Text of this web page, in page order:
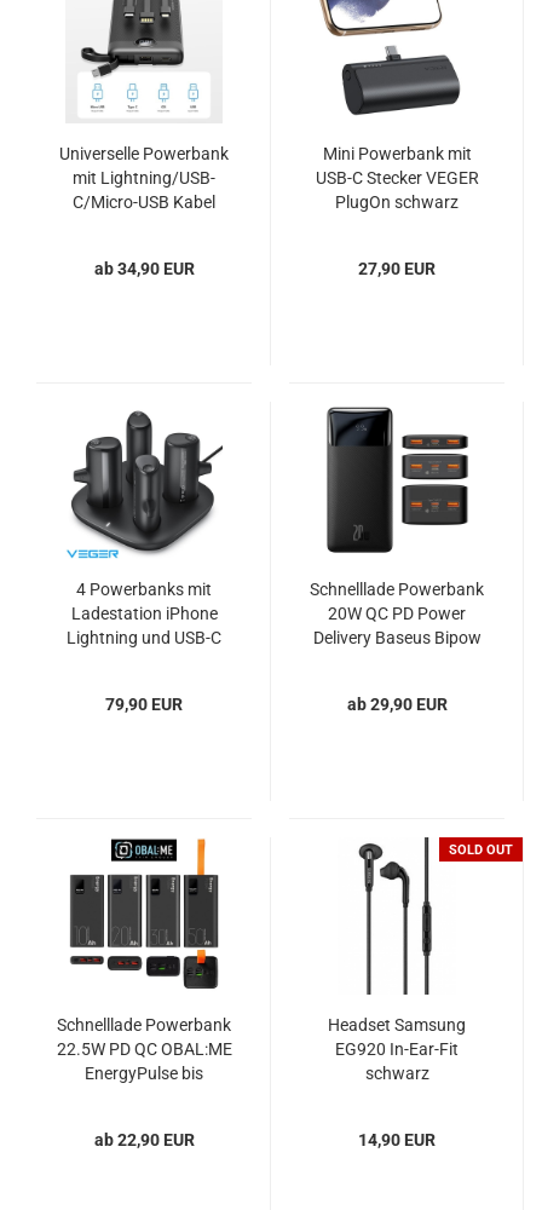
Universelle Powerbank
mit Lightning/USB-
C/Micro-USB Kabel
ab 34,90 EUR
Mini Powerbank mit
USB-C Stecker VEGER
PlugOn schwarz
27,90 EUR
4 Powerbanks mit
Ladestation iPhone
Lightning und USB-C
79,90 EUR
Schnelllade Powerbank
20W QC PD Power
Delivery Baseus Bipow
ab 29,90 EUR
Schnelllade Powerbank
22.5W PD QC OBAL:ME
EnergyPulse bis
ab 22,90 EUR
SOLD OUT
Headset Samsung
EG920 In-Ear-Fit
schwarz
14,90 EUR